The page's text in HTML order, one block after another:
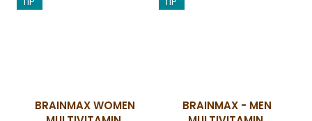
BRAINMAX WOMEN
BRAINMAX - MEN